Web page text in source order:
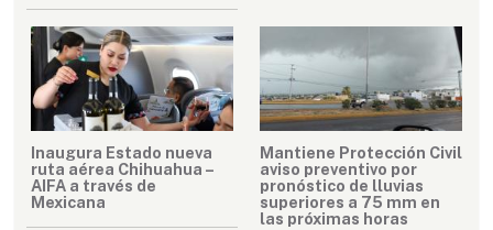
Inaugura Estado nueva
ruta aérea Chihuahua –
AIFA a través de
Mexicana
Mantiene Protección Civil
aviso preventivo por
pronóstico de lluvias
superiores a 75 mm en
las próximas horas